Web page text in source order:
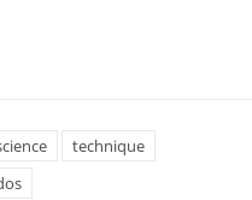
technique